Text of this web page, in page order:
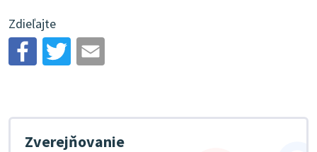
Zdieľajte
Zverejňovanie